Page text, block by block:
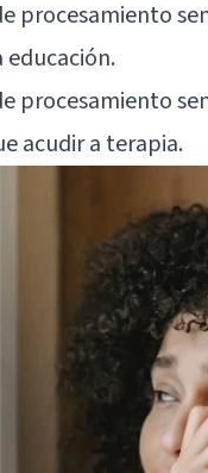
procesamiento
educación.
procesamiento
acudir a terapia.